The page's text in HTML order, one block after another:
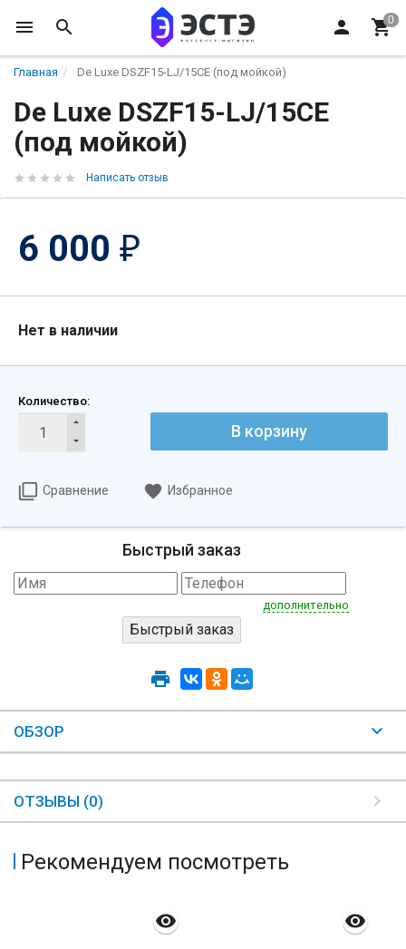
Главная De Luxe DSZF15-LJ/15CE (под мойкой)
De Luxe DSZF15-LJ/15CE
(под мойкой)
Написать отзыв
6 000 ₽
Нет в наличии
Количество:
В корзину
Сравнение Избранное
Быстрый заказ
дополнительно
ОБЗОР
ОТЗЫВЫ (0)
Рекомендуем посмотреть